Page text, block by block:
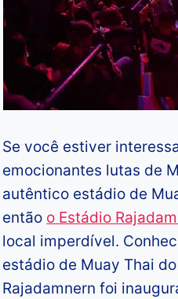
Se você estiver
emocionantes lutas de
autêntico estádio de
então o Estádio
local imperdível.
estádio de Muay Thai
Rajadamnern foi